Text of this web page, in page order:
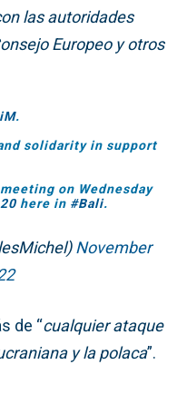
las autoridades
Europeo y otros
.
solidarity in support
on Wednesday
here in #Bali.
November
de “cualquier ataque
y la polaca”.